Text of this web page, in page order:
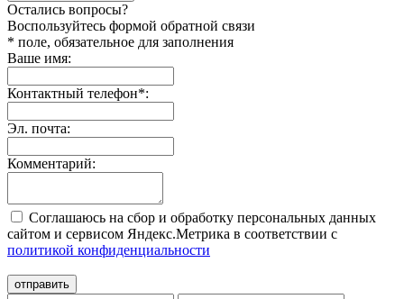
Остались вопросы?
Воспользуйтесь формой обратной связи
* поле, обязательное для заполнения
Ваше имя:
Контактный телефон*:
Эл. почта:
Комментарий:
Соглашаюсь на сбор и обработку персональных данных
сайтом и сервисом Яндекс.Метрика в соответствии с
политикой конфиденциальности
отправить